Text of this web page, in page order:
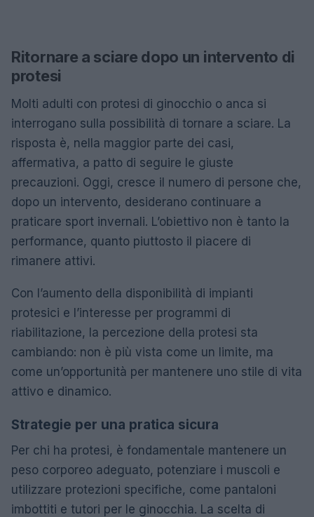
Ritornare a sciare dopo un intervento di
protesi
Molti adulti con protesi di ginocchio o anca si
interrogano sulla possibilità di tornare a sciare. La
risposta è, nella maggior parte dei casi,
affermativa, a patto di seguire le giuste
precauzioni. Oggi, cresce il numero di persone che,
dopo un intervento, desiderano continuare a
praticare sport invernali. L’obiettivo non è tanto la
performance, quanto piuttosto il piacere di
rimanere attivi.
Con l’aumento della disponibilità di impianti
protesici e l’interesse per programmi di
riabilitazione, la percezione della protesi sta
cambiando: non è più vista come un limite, ma
come un’opportunità per mantenere uno stile di vita
attivo e dinamico.
Strategie per una pratica sicura
Per chi ha protesi, è fondamentale mantenere un
peso corporeo adeguato, potenziare i muscoli e
utilizzare protezioni specifiche, come pantaloni
imbottiti e tutori per le ginocchia. La scelta di